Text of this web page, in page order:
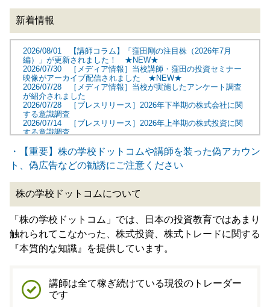
新着情報
2026/08/01 【講師コラム】「窪田剛の注目株（2026年7月
編）」が更新されました！ ★NEW★
2026/07/30 ［メディア情報］当校講師・窪田の投資セミナー
映像がアーカイブ配信されました ★NEW★
2026/07/28 ［メディア情報］当校が実施したアンケート調査
が紹介されました
2026/07/28 ［プレスリリース］2026年下半期の株式会社に関
する意識調査
2026/07/14 ［プレスリリース］2026年上半期の株式投資に関
する意識調査
記事が掲載されました
2026/07/04 ［イベント実績］当校講師・窪田が名古屋での投
資セミナーに登壇しました
2026/07/02 ［メディア情報］当校が実施したアンケート調査
が紹介されました
2026/07/01 【講師コラム】「窪田剛の注目株（2026年6月
編）」が更新されました！
一覧はこちら
・【重要】株の学校ドットコムや講師を装った偽アカウン
ト、偽広告などの勧誘にご注意ください
株の学校ドットコムについて
「株の学校ドットコム」では、日本の投資教育ではあまり
触れられてこなかった、株式投資、株式トレードに関する
『本質的な知識』を提供しています。
講師は全て稼ぎ続けている現役のトレーダー
です